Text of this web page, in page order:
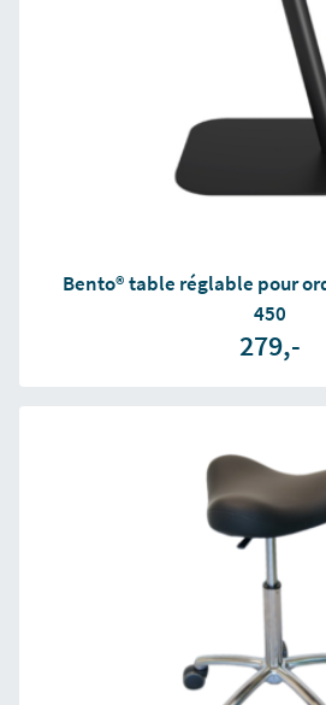
Bento® table réglable pour
450
279,-